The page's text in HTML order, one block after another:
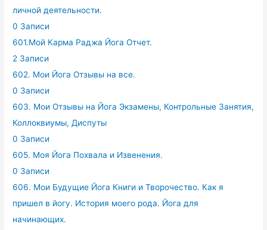
личной деятельности.
0 Записи
601.Мой Карма Раджа Йога Отчет.
2 Записи
602. Мои Йога Отзывы на все.
0 Записи
603. Мои Отзывы на Йога Экзамены, Контрольные Занятия,
Коллоквиумы, Диспуты
0 Записи
605. Моя Йога Похвала и Извенения.
0 Записи
606. Мои Будущие Йога Книги и Творочество. Как я
пришел в йогу. История моего рода. Йога для
начинающих.